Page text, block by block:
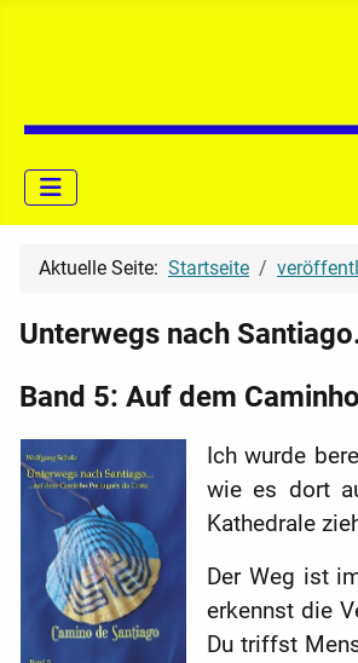
Aktuelle Seite: Startseite
Unterwegs nach
Band 5: Auf dem
Ich wurde
wie es dort
Kathedrale
Der Weg ist
erkennst die
Du triffst